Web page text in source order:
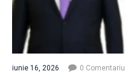
iunie 16, 2026 0 Comentariu